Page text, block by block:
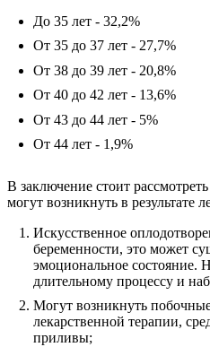
До 35 лет - 32,2%
От 35 до 37 лет - 27,7%
От 38 до 39 лет - 20,8%
От 40 до 42 лет - 13,6%
От 43 до 44 лет - 5%
От 44 лет - 1,9%
В заключение стоит
могут возникнуть в результате
Искусственное
беременности, это может
эмоциональное состояние.
длительному процессу и
Могут возникнуть
лекарственной терапии,
приливы;